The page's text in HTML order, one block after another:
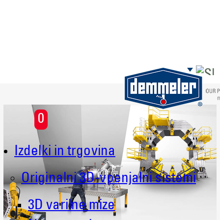
0
Izdelki in trgovina
Originalni 3D-vpenjalni sistemi
3D varilne mize